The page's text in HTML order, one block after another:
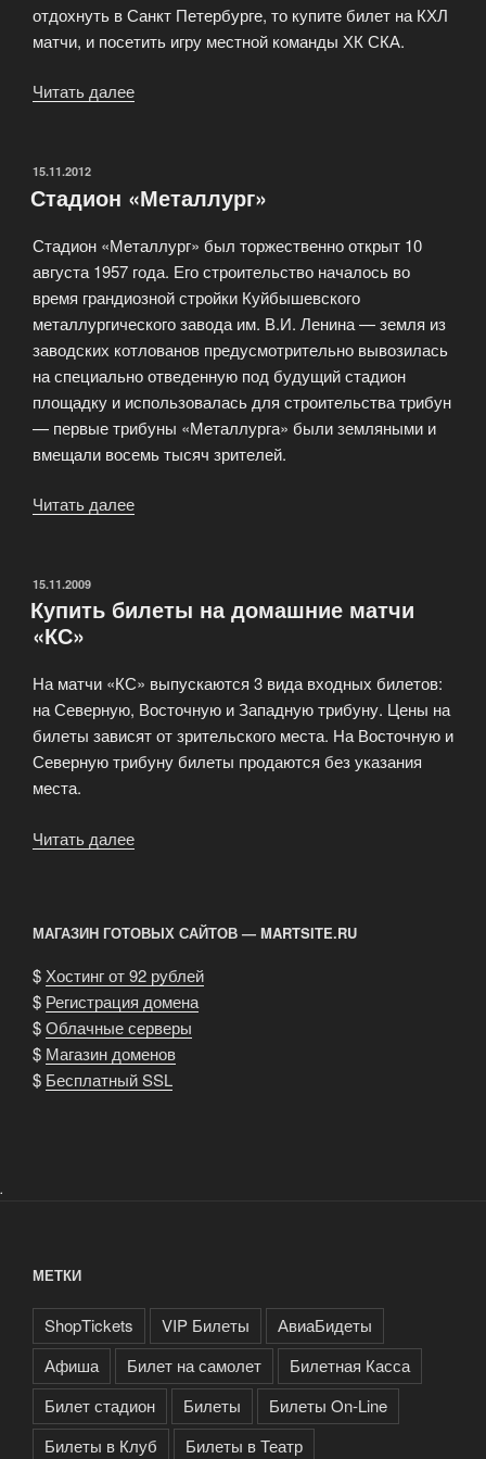
отдохнуть в Санкт Петербурге, то купите билет на КХЛ
матчи, и посетить игру местной команды ХК СКА.
Читать далее
мира
футболу»
ОПУБЛИКОВАНО
15.11.2012
Стадион «Металлург»
Стадион «Металлург» был торжественно открыт 10
августа 1957 года. Его строительство началось во
время грандиозной стройки Куйбышевского
металлургического завода им. В.И. Ленина — земля из
заводских котлованов предусмотрительно вывозилась
на специально отведенную под будущий стадион
площадку и использовалась для строительства трибун
— первые трибуны «Металлурга» были земляными и
вмещали восемь тысяч зрителей.
Читать далее
ОПУБЛИКОВАНО
15.11.2009
Купить билеты на домашние матчи
«КС»
На матчи «КС» выпускаются 3 вида входных билетов:
на Северную, Восточную и Западную трибуну. Цены на
билеты зависят от зрительского места. На Восточную и
Северную трибуну билеты продаются без указания
места.
Читать далее
матчи
«КС»»
МАГАЗИН ГОТОВЫХ САЙТОВ — MARTSITE.RU
$ Хостинг от 92 рублей
$ Регистрация домена
$Облачные серверы
$ Магазин доменов
$ Бесплатный SSL
.
МЕТКИ
ShopTickets VIP Билеты
АвиаБидеты
Афиша
Билет на самолет
Билетная Касса
Билет стадион
Билеты
Билеты On-Line
Билеты в Клуб
Билеты в Театр